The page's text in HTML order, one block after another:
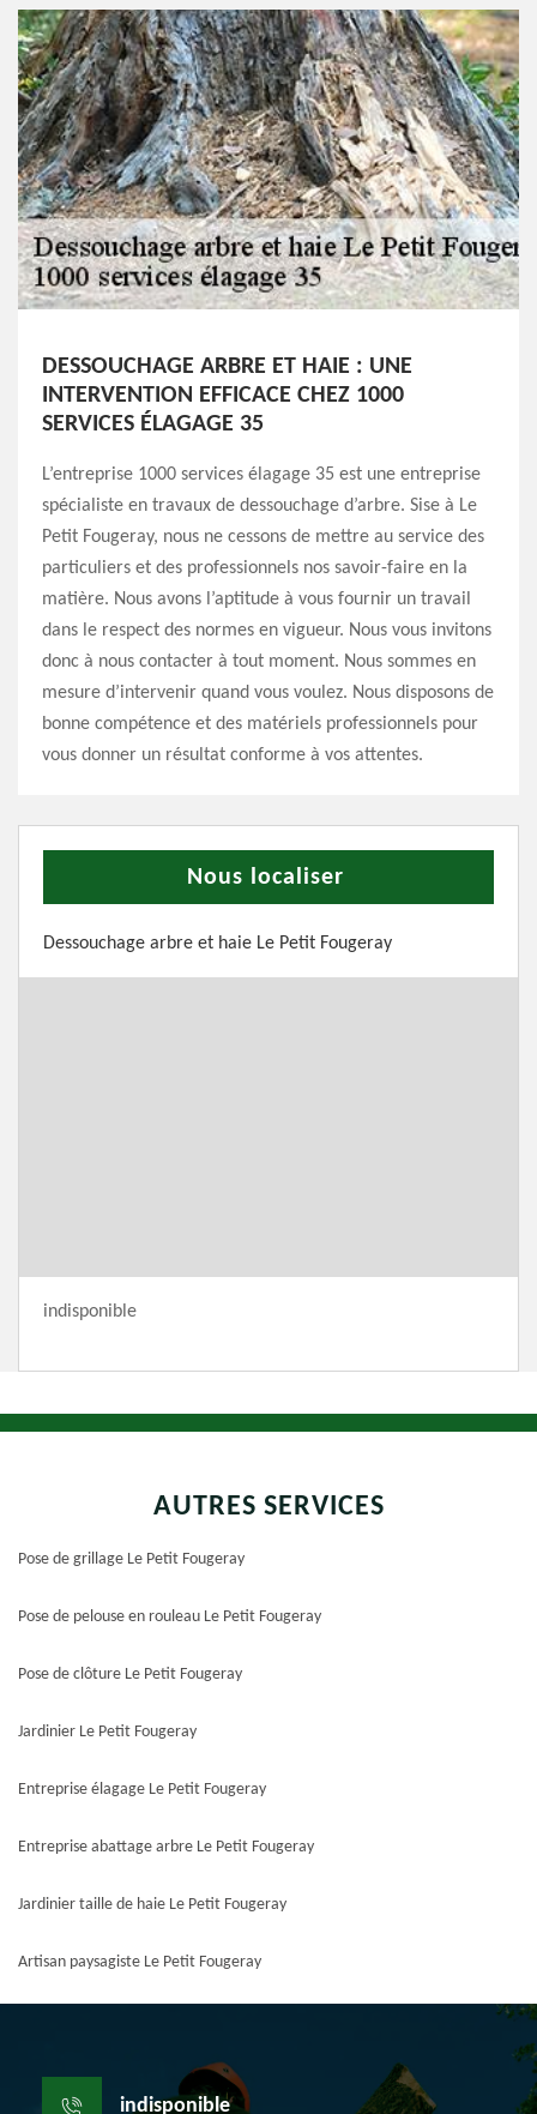
DESSOUCHAGE ARBRE ET HAIE : UNE
INTERVENTION EFFICACE CHEZ 1000
SERVICES ÉLAGAGE 35
L’entreprise 1000 services élagage 35 est une entreprise
spécialiste en travaux de dessouchage d’arbre. Sise à Le
Petit Fougeray, nous ne cessons de mettre au service des
particuliers et des professionnels nos savoir-faire en la
matière. Nous avons l’aptitude à vous fournir un travail
dans le respect des normes en vigueur. Nous vous invitons
donc à nous contacter à tout moment. Nous sommes en
mesure d’intervenir quand vous voulez. Nous disposons de
bonne compétence et des matériels professionnels pour
vous donner un résultat conforme à vos attentes.
Nous localiser
Dessouchage arbre et haie Le Petit Fougeray
indisponible
AUTRES SERVICES
Pose de grillage Le Petit Fougeray
Pose de pelouse en rouleau Le Petit Fougeray
Pose de clôture Le Petit Fougeray
Jardinier Le Petit Fougeray
Entreprise élagage Le Petit Fougeray
Entreprise abattage arbre Le Petit Fougeray
Jardinier taille de haie Le Petit Fougeray
Artisan paysagiste Le Petit Fougeray
indisponible